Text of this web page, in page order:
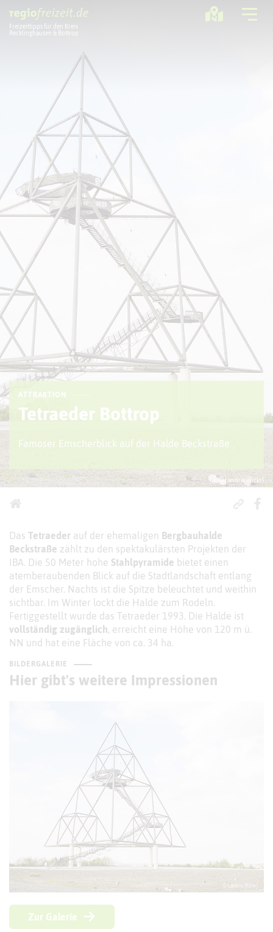
Freizeittipps für den Kreis
Recklinghausen & Bottrop
Sport + Bewegung
Aktuelles
Freizeitregion
© Landris (flickr)
ATTRAKTION
Tetraeder Bottrop
Famoser Emscherblick auf der Halde Beckstraße
Das Tetraeder auf der ehemaligen Bergbauhalde
Beckstraße zählt zu den spektakulärsten Projekten der
IBA. Die 50 Meter hohe Stahlpyramide bietet einen
atemberaubenden Blick auf die Stadtlandschaft entlang
der Emscher. Nachts ist die Spitze beleuchtet und weithin
sichtbar. Im Winter lockt die Halde zum Rodeln.
Fertiggestellt wurde das Tetraeder 1993. Die Halde ist
vollständig zugänglich, erreicht eine Höhe von 120 m ü.
NN und hat eine Fläche von ca. 34 ha.
BILDERGALERIE
Hier gibt's weitere Impressionen
© Landris (flickr)
Zur Galerie